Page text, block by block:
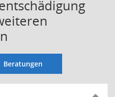
Beratungen